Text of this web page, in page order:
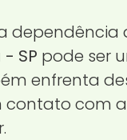
dependência
SP pode ser
enfrenta
com